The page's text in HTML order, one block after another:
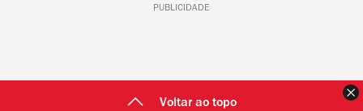
PUBLICIDADE
Voltar ao topo